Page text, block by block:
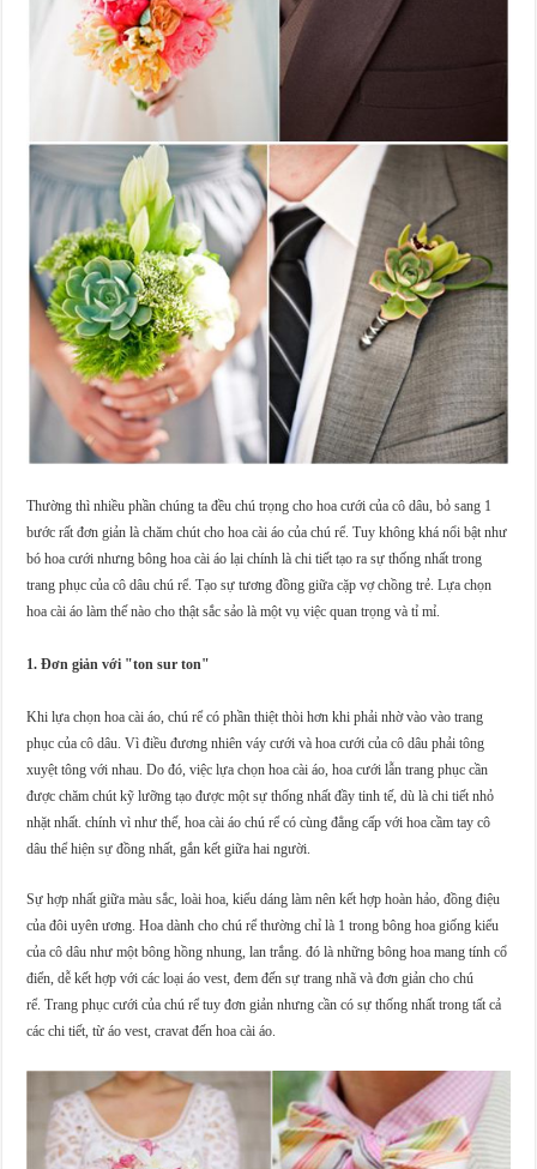
Thường thì nhiều phần chúng ta đều chú trọng cho hoa cưới của cô dâu, bỏ sang 1
bước rất đơn giản là chăm chút cho hoa cài áo của chú rể. Tuy không khá nổi bật như
bó hoa cưới nhưng bông hoa cài áo lại chính là chi tiết tạo ra sự thống nhất trong
trang phục của cô dâu chú rể. Tạo sự tương đồng giữa cặp vợ chồng trẻ. Lựa chọn
hoa cài áo làm thế nào cho thật sắc sảo là một vụ việc quan trọng và tỉ mỉ.
1. Đơn giản với "ton sur ton"
Khi lựa chọn hoa cài áo, chú rể có phần thiệt thòi hơn khi phải nhờ vào vào trang
phục của cô dâu. Vì điều đương nhiên váy cưới và hoa cưới của cô dâu phải tông
xuyệt tông với nhau. Do đó, việc lựa chọn hoa cài áo, hoa cưới lẫn trang phục cần
được chăm chút kỹ lưỡng tạo được một sự thống nhất đầy tinh tế, dù là chi tiết nhỏ
nhặt nhất. chính vì như thế, hoa cài áo chú rể có cùng đẳng cấp với hoa cầm tay cô
dâu thể hiện sự đồng nhất, gắn kết giữa hai người.
Sự hợp nhất giữa màu sắc, loài hoa, kiểu dáng làm nên kết hợp hoàn hảo, đồng điệu
của đôi uyên ương. Hoa dành cho chú rể thường chỉ là 1 trong bông hoa giống kiểu
của cô dâu như một bông hồng nhung, lan trắng. đó là những bông hoa mang tính cổ
điển, dễ kết hợp với các loại áo vest, đem đến sự trang nhã và đơn giản cho chú
rể. Trang phục cưới của chú rể tuy đơn giản nhưng cần có sự thống nhất trong tất cả
các chi tiết, từ áo vest, cravat đến hoa cài áo.